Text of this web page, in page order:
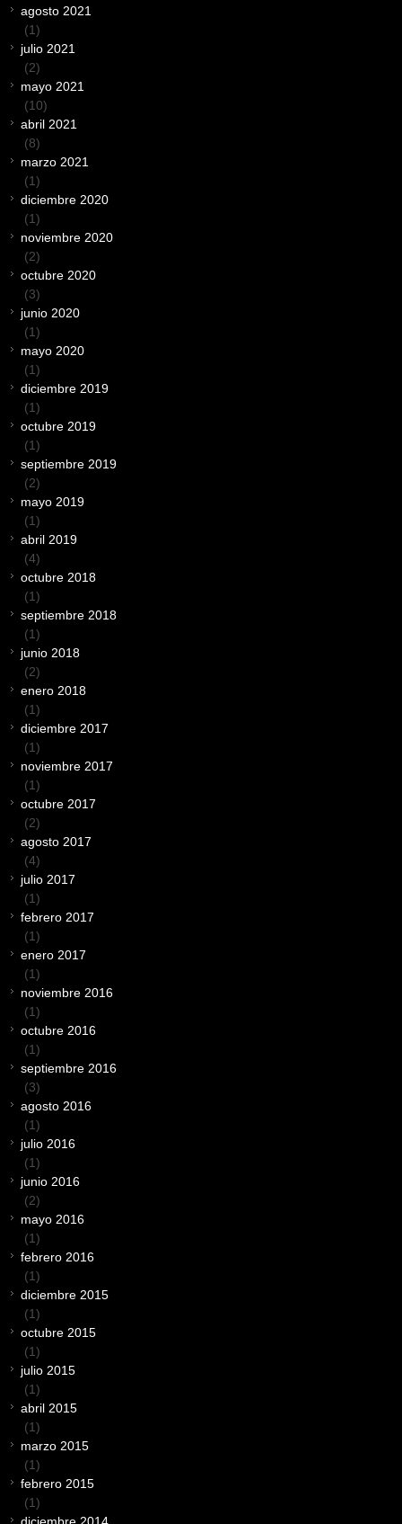
agosto 2021
(1)
julio 2021
(2)
mayo 2021
(10)
abril 2021
(8)
marzo 2021
(1)
diciembre 2020
(1)
noviembre 2020
(2)
octubre 2020
(3)
junio 2020
(1)
mayo 2020
(1)
diciembre 2019
(1)
octubre 2019
(1)
septiembre 2019
(2)
mayo 2019
(1)
abril 2019
(4)
octubre 2018
(1)
septiembre 2018
(1)
junio 2018
(2)
enero 2018
(1)
diciembre 2017
(1)
noviembre 2017
(1)
octubre 2017
(2)
agosto 2017
(4)
julio 2017
(1)
febrero 2017
(1)
enero 2017
(1)
noviembre 2016
(1)
octubre 2016
(1)
septiembre 2016
(3)
agosto 2016
(1)
julio 2016
(1)
junio 2016
(2)
mayo 2016
(1)
febrero 2016
(1)
diciembre 2015
(1)
octubre 2015
(1)
julio 2015
(1)
abril 2015
(1)
marzo 2015
(1)
febrero 2015
(1)
diciembre 2014